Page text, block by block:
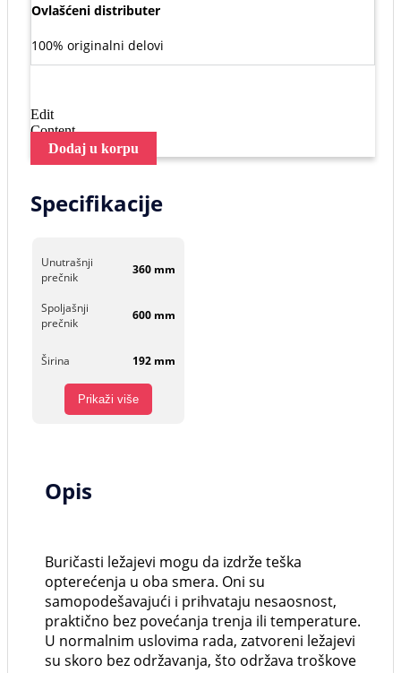
Ovlašćeni distributer
100% originalni delovi
Edit
Content
Dodaj u korpu
Specifikacije
Unutrašnji
prečnik
360 mm
Spoljašnji
prečnik
600 mm
Širina 192 mm
Prikaži više
Opis
Buričasti ležajevi mogu da izdrže teška
opterećenja u oba smera. Oni su
samopodešavajući i prihvataju nesaosnost,
praktično bez povećanja trenja ili temperature.
U normalnim uslovima rada, zatvoreni ležajevi
su skoro bez održavanja, što održava troškove